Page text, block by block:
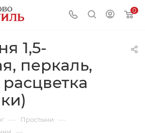
0
1,5-
перкаль,
— Простыни —